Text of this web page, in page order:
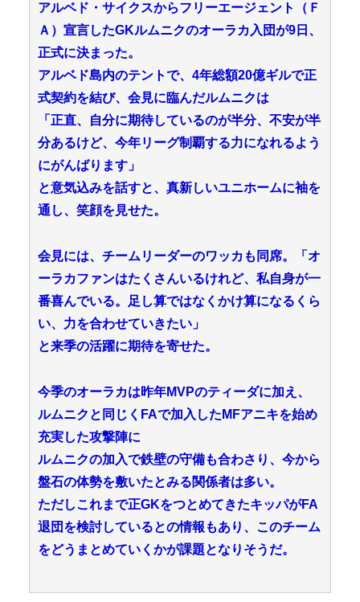
アルベド・サイクスからフリーエージェント（Ｆ
Ａ）宣言したGKルムニクのオーラカ入団が9日、
正式に決まった。
アルベド島内のテントで、4年総額20億ギルで正
式契約を結び、会見に臨んだルムニクは
「正直、自分に期待しているのが半分、不安が半
分あるけど、今年リーグ制覇する力になれるよう
にがんばります」
と意気込みを話すと、真新しいユニホームに袖を
通し、笑顔を見せた。
会見には、チームリーダーのワッカも同席。「オ
ーラカファンはたくさんいるけれど、私自身が一
番喜んでいる。足し算ではなくかけ算になるくら
い、力を合わせていきたい」
と来季の活躍に期待を寄せた。
今季のオーラカは昨年MVPのティーダに加え、
ルムニクと同じくFAで加入したMFアニキを始め
充実した攻撃陣に
ルムニクの加入で鉄壁の守備も合わさり、今から
盤石の体勢を敷いたとみる関係者は多い。
ただしこれまで正GKをつとめてきたキッパがFA
退団を検討しているとの情報もあり、このチーム
をどうまとめていくかが課題となりそうだ。